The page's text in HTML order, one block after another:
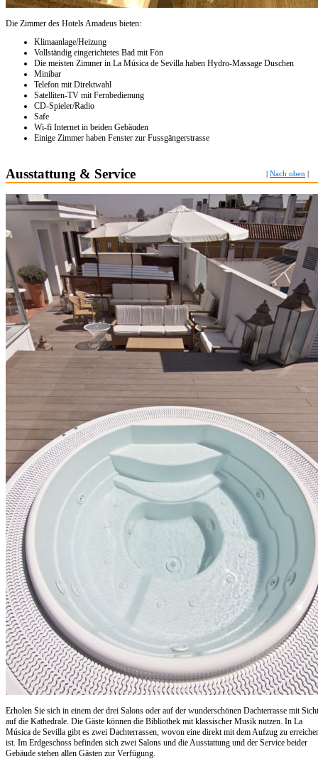
Die Zimmer des Hotels Amadeus bieten:
Klimaanlage/Heizung
Vollständig eingerichtetes Bad mit Fön
Die meisten Zimmer in La Música de Sevilla haben Hydro-Massage Duschen
Minibar
Telefon mit Direktwahl
Satelliten-TV mit Fernbedienung
CD-Spieler/Radio
Safe
Wi-fi Internet in beiden Gebäuden
Einige Zimmer haben Fenster zur Fussgängerstrasse
Ausstattung & Service Nach oben
Erholen Sie sich in einem der drei Salons oder auf der wunderschönen Dachterrasse mit Sicht
auf die Kathedrale. Die Gäste können die Bibliothek mit klassischer Musik nutzen. In La
Música de Sevilla gibt es zwei Dachterrassen, wovon eine direkt mit dem Aufzug zu
ist. Im Erdgeschoss befinden sich zwei Salons und die Ausstattung und der Service beider
Gebäude stehen allen Gästen zur Verfügung.